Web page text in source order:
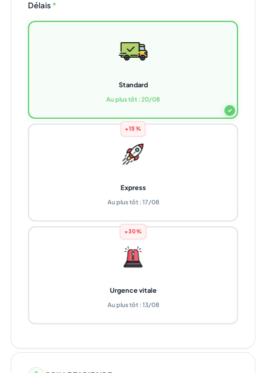
Délais *
✓
Standard
Au plus tôt : 20/08
+15%
Express
Au plus tôt : 17/08
+30%
Urgence vitale
Au plus tôt : 13/08